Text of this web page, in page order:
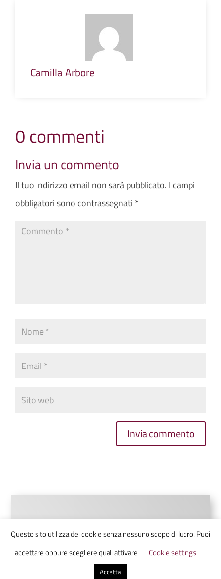
Camilla Arbore
0 commenti
Invia un commento
Il tuo indirizzo email non sarà pubblicato. I campi
obbligatori sono contrassegnati *
Invia commento
Questo sito utilizza dei cookie senza nessuno scopo di lucro. Puoi
accettare oppure scegliere quali attivare
Cookie settings
Accetta